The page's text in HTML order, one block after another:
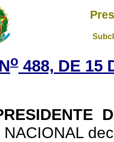
o488, DE 15
DA